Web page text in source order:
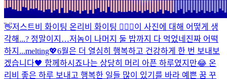
👋저스트비 화이팅 온리비 화이팅 ❤️‍🔥🖤이 사진에 대해 어떻게 생
각해...? 정말이지…저놈이 나머지 둘 밥까지 다 먹었네 진짜 어떡
하지...melting💖6월은 더 열심히 행복하고 건강하게 한 번 보내보
겠습니다🖤 함께하시죠나는 상당히 머리 아픈 하루였지만😂 온
리비 좋은 하루 보내고 행복한 일들 많이 있기를 바라 예쁜 꿈 꾸